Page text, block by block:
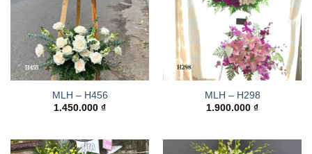
MLH – H456
1.450.000 ₫
MLH – H298
1.900.000 ₫